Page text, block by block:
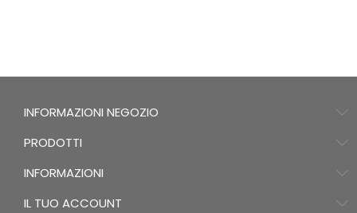
INFORMAZIONI NEGOZIO
PRODOTTI
INFORMAZIONI
IL TUO ACCOUNT